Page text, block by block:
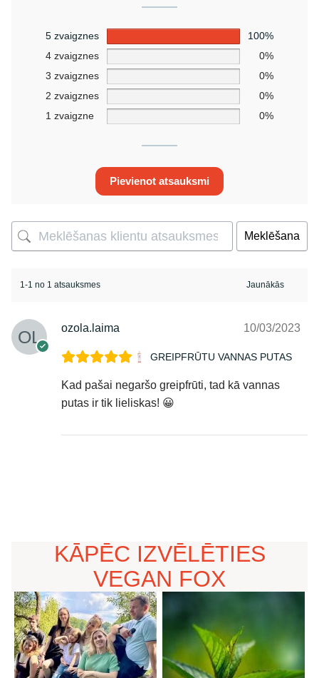
5 zvaigznes
100%
4 zvaigznes
0%
3 zvaigznes
0%
2 zvaigznes
0%
1 zvaigzne
0%
Pievienot atsauksmi
Meklēšana
1-1 no 1 atsauksmes
ozola.laima 10/03/2023
GREIPFRŪTU VANNAS PUTAS
Kad pašai negaršo greipfrūti, tad kā vannas
putas ir tik lieliskas! 😀
KĀPĒC IZVĒLĒTIES
VEGAN FOX